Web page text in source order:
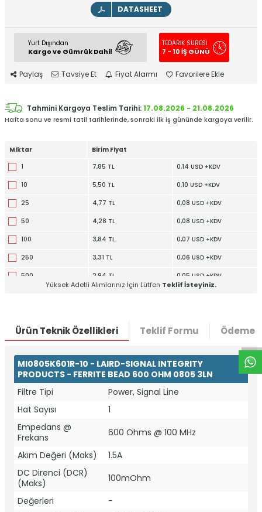
W
h
t
a
p
p
D
e
s
e
H
a
t
t
DATASHEET
Yurt Dışından
Kargo ve Gümrük Dahil
TEDARİK SÜRESİ
7 - 10 İŞ GÜNÜ
Paylaş Tavsiye Et Fiyat Alarmı Favorilere Ekle
Tahmini Kargoya Teslim Tarihi:17.08.2026 - 21.08.2026
Hafta sonu ve resmi tatil tarihlerinde, sonraki ilk iş gününde kargoya verilir.
Miktar
Birim Fiyat
1
7,85 TL 0,14 USD +KDV
10 5,50 TL 0,10 USD +KDV
25 4,77 TL 0,08 USD +KDV
50 4,28 TL 0,08 USD +KDV
100 3,84 TL 0,07 USD +KDV
250 3,31 TL 0,06 USD +KDV
500 2,94 TL 0,05 USD +KDV
Yüksek Adetli Alımlarınız İçin Lütfen Teklif İsteyiniz.
Ürün Teknik Özellikleri Teklif Formu Ödeme
MI0805K601R-10 - LAIRD-SIGNAL INTEGRITY
PRODUCTS - FERRITE BEAD 600 OHM 0805 3LN
Filtre Tipi
Power, Signal Line
Hat Sayısı
1
Empedans @
Frekans
600 Ohms @ 100 MHz
Akım Değeri (Maks)
1.5A
DC Direnci (DCR)
(Maks)
100mOhm
Değerleri
-